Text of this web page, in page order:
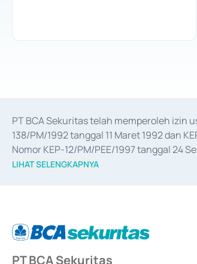
PT BCA Sekuritas telah memperoleh izin
138/PM/1992 tanggal 11 Maret 1992 dan
Nomor KEP-12/PM/PEE/1997 tanggal 24
merger, akuisisi, divestasi, dan
LIHAT SELENGKAPNYA
PT BCA Sekuritas